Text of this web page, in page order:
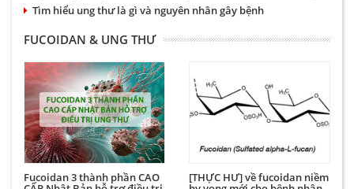
Tìm hiểu ung thư là gì và nguyên nhân gây bệnh
FUCOIDAN & UNG THƯ
Fucoidan 3 thành phần CAO [THỰC HƯ] về fucoidan niềm